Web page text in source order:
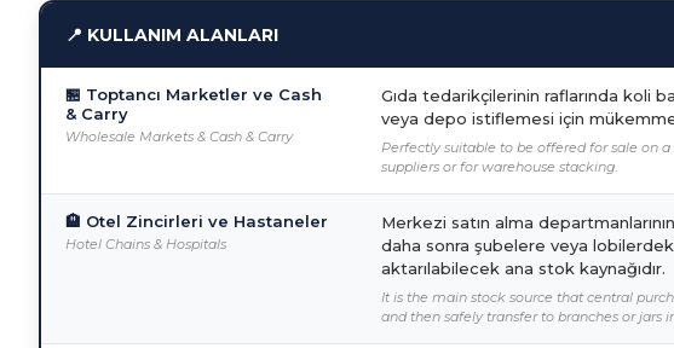
📍 KULLANIM ALANLARI
🏪 Toptancı Marketler ve Cash
& Carry
Wholesale Markets & Cash & Carry
Gıda tedarikçilerinin raflarında koli
veya depo istiflemesi için
Perfectly suitable to be offered for sale on
suppliers or for warehouse stacking.
🏨 Otel Zincirleri ve Hastaneler
Hotel Chains & Hospitals
Merkezi satın alma
daha sonra şubelere veya
aktarılabilecek ana stok kaynağıdır.
It is the main stock source that central
and then safely transfer to branches or jars